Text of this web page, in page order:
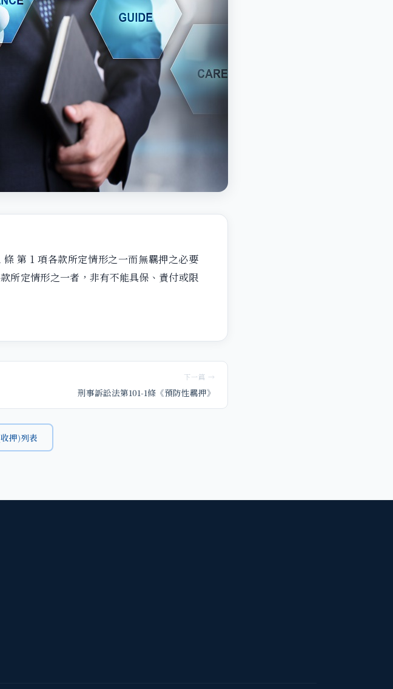
第 1 項各款所定情形之一而無羈押之必要
所定情形之一者，非有不能具保、責付或限
下一篇 →
刑事訴訟法第101-1條《預防性羈押》
押)列表